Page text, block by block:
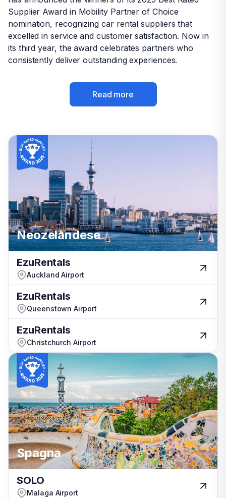
Supplier Award in Mobility Partner of Choice
nomination, recognizing car rental suppliers that
excelled in service and customer satisfaction. Now in
its third year, the award celebrates partners who
consistently deliver outstanding experiences.
Read more
Neozelandese
EzuRentals
Auckland Airport
EzuRentals
Queenstown Airport
EzuRentals
Christchurch Airport
Spagna
SOLO
Malaga Airport
Grecia
Spagna
Supplier Award in Mobility Partner of Choice
nomination, recognizing car rental suppliers that
excelled in service and customer satisfaction. Now in
its third year, the award celebrates partners who
consistently deliver outstanding experiences.
Read more
Neozelandese
EzuRentals
Auckland Airport
EzuRentals
Queenstown Airport
EzuRentals
Christchurch Airport
Spagna
SOLO
Malaga Airport